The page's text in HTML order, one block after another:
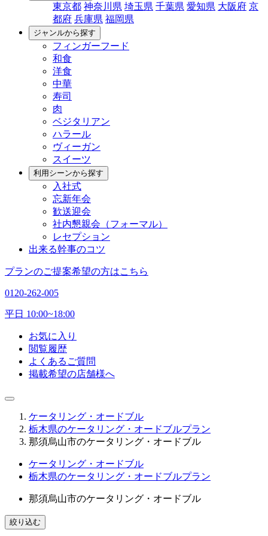
東京都 神奈川県 埼玉県 千葉県 愛知県 大阪府 京
都府 兵庫県 福岡県
ジャンルから探す
フィンガーフード
和食
洋食
中華
寿司
肉
ベジタリアン
ハラール
ヴィーガン
スイーツ
利用シーンから探す
入社式
忘新年会
歓送迎会
社内懇親会（フォーマル）
レセプション
出来る幹事のコツ
プランのご提案希望の方はこちら
0120-262-005
平日 10:00~18:00
お気に入り
閲覧履歴
よくあるご質問
掲載希望の店舗様へ
ケータリング・オードブル
栃木県のケータリング・オードブルプラン
那須烏山市のケータリング・オードブル
ケータリング・オードブル
栃木県のケータリング・オードブルプラン
那須烏山市のケータリング・オードブル
絞り込む